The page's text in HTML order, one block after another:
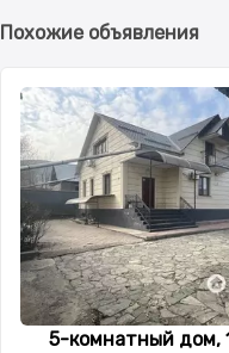
Похожие объявления
5-комнатный дом,